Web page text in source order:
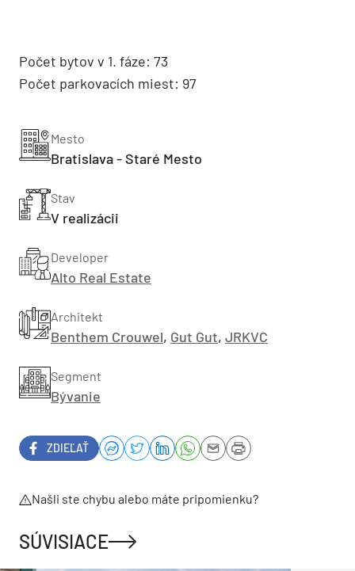
Počet bytov v 1. fáze: 73
Počet parkovacích miest: 97
Mesto
Bratislava - Staré Mesto
Stav
V realizácii
Developer
Alto Real Estate
Architekt
Benthem Crouwel, Gut Gut, JRKVC
Segment
Bývanie
ZDIEĽAŤ
Našli ste chybu alebo máte pripomienku?
SÚVISIACE